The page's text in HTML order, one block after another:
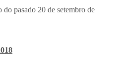
do pasado 20 de setembro de